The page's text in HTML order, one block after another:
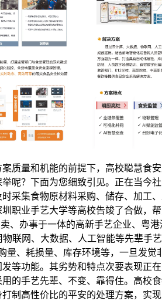
质量和机能的前提下，高校聪慧食安
呢？下面为您细致引见。正在当今
采集食物原材料采购、储存、加工
职业手艺大学等高校告竣了合做，
、办事于一体的高新手艺企业、粤
联网、大数据、人工智能等先辈手
量、耗损量、库存环境等，一旦发觉
等功能。其劣势和特点次要表现正在
的手艺先辈、不变、靠得住。高校食
制高性价比的平安的处理方案，实